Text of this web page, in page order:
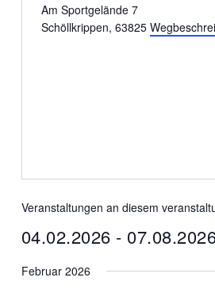
Am Sportgelände 7
Schöllkrippen, 63825
Veranstaltungen an diesem
04.02.2026 -
wählen.
Februar 2026